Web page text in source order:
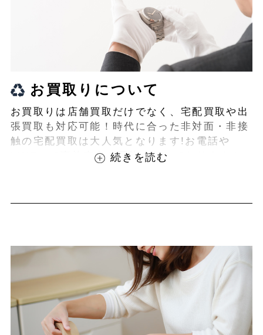
お買取りについて
お買取りは店舗買取だけでなく、宅配買取や出
張買取も対応可能！時代に合った非対面・非接
触の宅配買取は大人気となります!お電話や
LINEにて事前査定が可能となっております！